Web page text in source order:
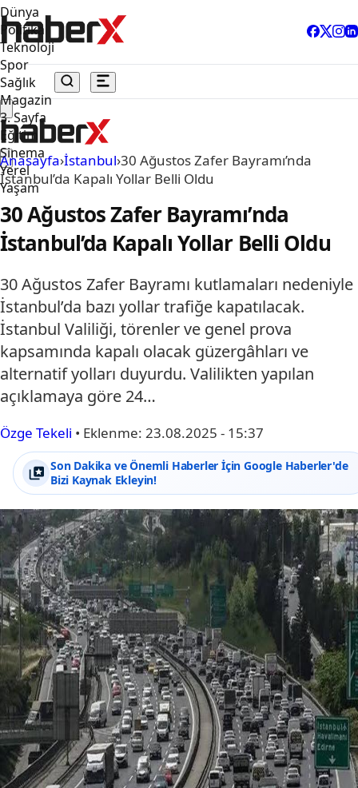
Dünya
Politika
Teknoloji
Spor
Sağlık
Magazin
3. Sayfa
Eğitim
Sinema
Yerel
Yaşam
Anasayfa›İstanbul›30 Ağustos Zafer Bayramı’nda
İstanbul’da Kapalı Yollar Belli Oldu
30 Ağustos Zafer Bayramı’nda
İstanbul’da Kapalı Yollar Belli Oldu
30 Ağustos Zafer Bayramı kutlamaları nedeniyle
İstanbul’da bazı yollar trafiğe kapatılacak.
İstanbul Valiliği, törenler ve genel prova
kapsamında kapalı olacak güzergâhları ve
alternatif yolları duyurdu. Valilikten yapılan
açıklamaya göre 24…
Özge Tekeli • Eklenme: 23.08.2025 - 15:37
Son Dakika ve Önemli Haberler İçin Google Haberler'de
Bizi Kaynak Ekleyin!